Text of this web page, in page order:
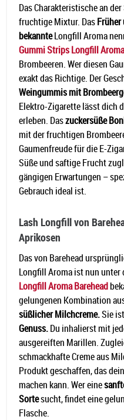
Das Charakteristische an
fruchtige Mixtur. DasFrüher
bekannteLongfill Aroma
Gummi Strips Longfill
Brombeeren. Wer diesen
exakt das Richtige. Der
Weingummis mit
Elektro-Zigarette lässt dich
erleben. Daszuckersüße
mit der fruchtigen
Gaumenfreude für die E-
Süße und saftige Frucht
gängigen Erwartungen –
Gebrauch ideal ist.
Lash Longfill von
Aprikosen
Das von Barehead
Longfill Aroma ist nun unter
Longfill Aroma Barehead
gelungenen Kombination
süßlicher Milchcreme.Sie
Genuss.Du inhalierst mit
ausgereiften Marillen.
schmackhafte Creme aus
Produkt geschaffen, das
machen kann. Wer eine
Sortesucht, findet eine
Flasche.